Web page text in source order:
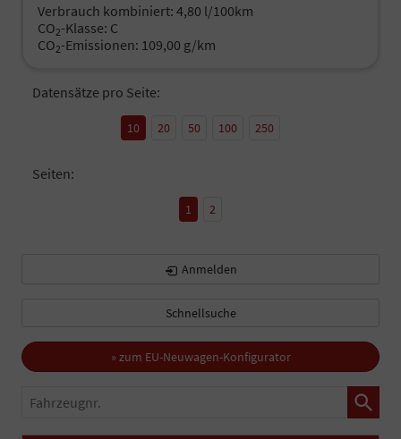
Verbrauch kombiniert: 4,80 l/100km
CO2-Klasse: C
CO2-Emissionen: 109,00 g/km
Datensätze pro Seite:
10 20 50 100 250
Seiten:
1 2
Anmelden
Schnellsuche
» zum EU-Neuwagen-Konfigurator
Fahrzeugnr.